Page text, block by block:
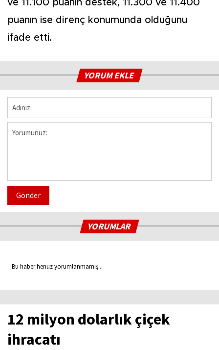
ve 11.100 puanın destek, 11.300 ve 11.400
puanın ise direnç konumunda olduğunu
ifade etti.
YORUM EKLE
Gönder
YORUMLAR
Bu haber henüz yorumlanmamış...
12 milyon dolarlık çiçek
ihracatı